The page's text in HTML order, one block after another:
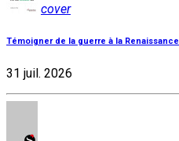
cover
Témoigner de la guerre à la Renaissance
31 juil. 2026